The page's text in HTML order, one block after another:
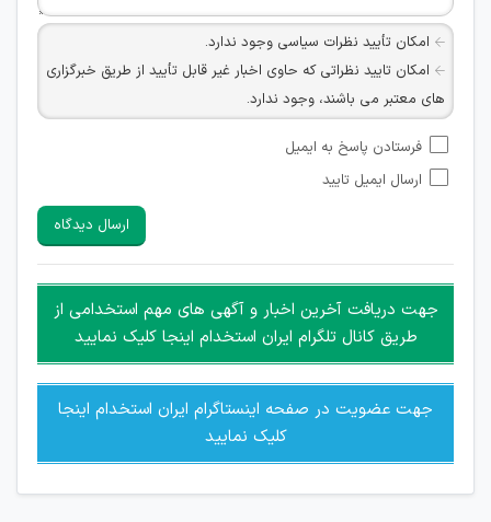
امکان تأیید نظرات سیاسی وجود ندارد.
امکان تایید نظراتی که حاوی اخبار غیر قابل تأیید از طریق خبرگزاری
های معتبر می باشند، وجود ندارد.
شبکه های مجازی ارتباطی می باشند وجود ندارد.
امکان تأیید نظرات کاربرانی که به هر طریقی قصد مأیوس کردن
هرگونه تحریک، تحقیر و کنایه به سایر افراد (مسئول و غیر مسئول)
غیر مجاز می باشد.
امکان هماهنگی برای هرگونه ملاقات حضوری چه به صورت دسته
جمعی و چه فردی توسط کاربران سایت وجود ندارد.
فرستادن پاسخ به ایمیل
ارسال ایمیل تایید
ارسال دیدگاه
جهت دریافت آخرین اخبار و آگهی های مهم استخدامی از
طریق کانال تلگرام ایران استخدام اینجا کلیک نمایید
جهت عضویت در صفحه اینستاگرام ایران استخدام اینجا
کلیک نمایید